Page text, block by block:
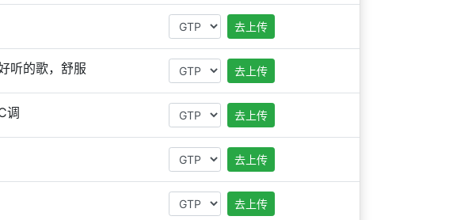
去上传
听的歌，舒服 去上传
调 去上传
去上传
去上传